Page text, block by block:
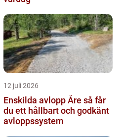
12 juli 2026
Enskilda avlopp Åre så får
du ett hållbart och godkänt
avloppssystem